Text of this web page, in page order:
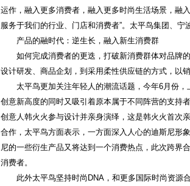
运作，融入更多消费者，融入更多时尚生活场景，融
服务于我们的行业、门店和消费者”。太平鸟集团、宁
产品的融时代：逆生长，融入新生消费群
如何完成消费者的更迭，打破新消费群体对品牌的
设计研发、商品企划，到采用柔性供应链的方式，以
太平鸟更加关注年轻人的潮流话题，今年6月份，
创意新高度的同时又吸引着原本属于不同阵营的支持
创意人韩火火参与设计并亲身演绎，这是韩火火首次
合作，太平鸟方面表示，一方面深入人心的迪斯尼形
尼的一些衍生产品又将达到一个消费热点，此次跨界
消费者。
此外太平鸟坚持时尚DNA，和更多国际时尚资源